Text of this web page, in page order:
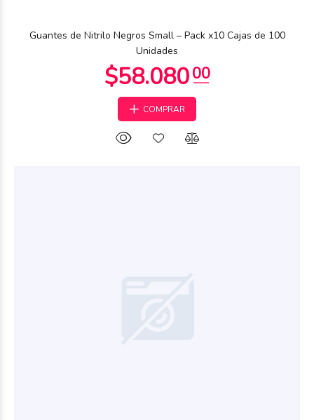
Guantes de Nitrilo Negros Small – Pack x10 Cajas de 100
Unidades
COMPRAR